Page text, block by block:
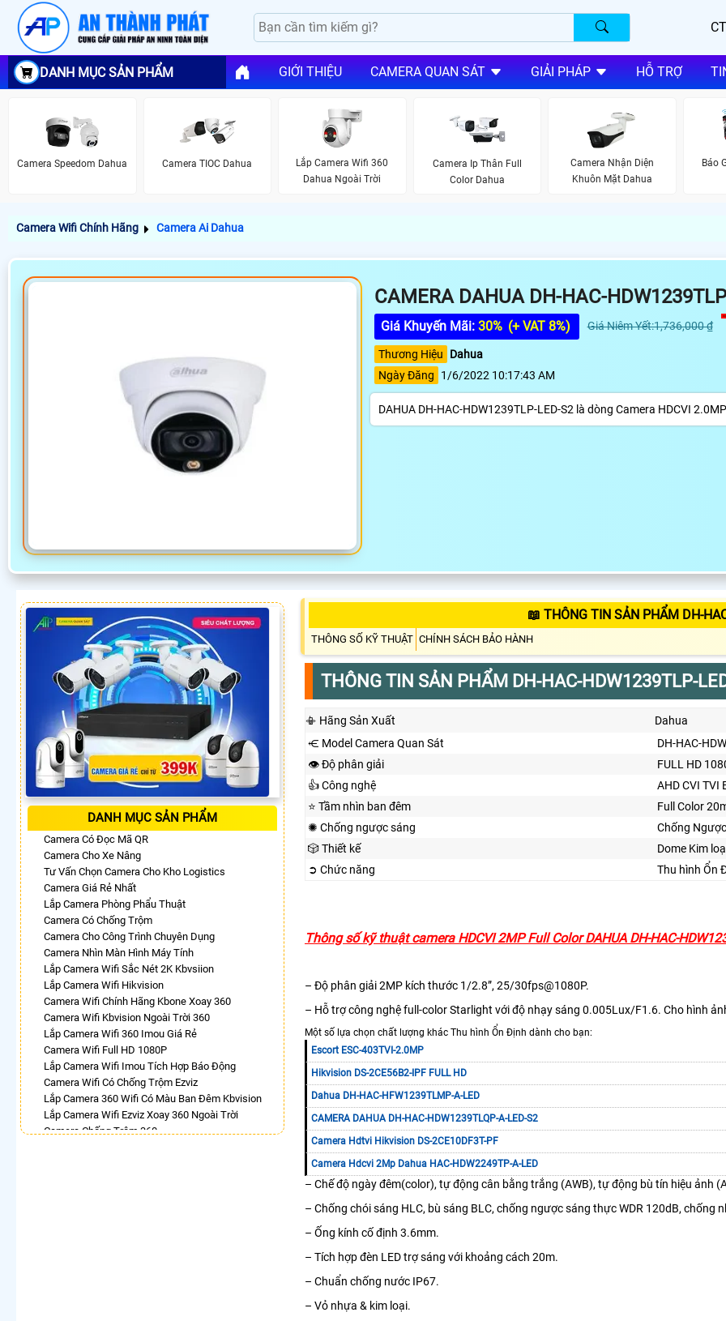
DANH MỤC SẢN PHẨM GIỚI THIỆU CAMERA QUAN SÁT GIẢI PHÁP HỖ TRỢ
Camera Speedom Dahua Camera TIOC Dahua
Lắp Camera Wifi 360
Dahua Ngoài Trời
Camera Ip Thân Full
Color Dahua
Camera Nhận Diện
Khuôn Mặt Dahua
Báo
Camera Wifi Chính Hãng Camera Ai Dahua
CAMERA DAHUA DH-HAC-
Giá Khuyến Mãi: 30% (+ VAT 8%) Giá Niêm Yết:1,736,000 ₫
Thương Hiệu
Dahua
Ngày Đăng
1/6/2022 10:17:43 AM
DAHUA DH-HAC-HDW1239TLP-LED-S2 là dòng Camera HDCVI
DANH MỤC SẢN PHẨM
Camera Có Đọc Mã QR
Camera Cho Xe Nâng
Tư Vấn Chọn Camera Cho Kho Logistics
Camera Giá Rẻ Nhất
Lắp Camera Phòng Phẩu Thuật
Camera Có Chống Trộm
Camera Cho Công Trình Chuyên Dụng
Camera Nhìn Màn Hình Máy Tính
Lắp Camera Wifi Sắc Nét 2K Kbvsiion
Lắp Camera Wifi Hikvision
Camera Wifi Chính Hãng Kbone Xoay 360
Camera Wifi Kbvision Ngoài Trời 360
Lắp Camera Wifi 360 Imou Giá Rẻ
Camera Wifi Full HD 1080P
Lắp Camera Wifi Imou Tích Hợp Báo Động
Camera Wifi Có Chống Trộm Ezviz
Lắp Camera 360 Wifi Có Màu Ban Đêm Kbvision
Lắp Camera Wifi Ezviz Xoay 360 Ngoài Trời
Camera Chống Trộm 360
📖 THÔNG TIN SẢN PHẨM DH-
THÔNG SỐ KỸ THUẬT CHÍNH SÁCH BẢO HÀNH
THÔNG TIN SẢN PHẨM DH-HAC-HDW1239TLP-
📳 Hãng Sản Xuất
Dahua
⥺ Model Camera Quan Sát
DH-HAC-
👁 Độ phân giải
FULL HD
👍 Công nghệ
AHD CVI TVI
⭐ Tầm nhìn ban đêm
Full Color
✺ Chống ngược sáng
Chống
🎲 Thiết kế
Dome Kim
➲ Chức năng
Thu hình Ổn
Thông số kỹ thuật camera HDCVI 2MP Full Color DAHUA DH-HAC-
– Độ phân giải 2MP kích thước 1/2.8”, 25/30fps@1080P.
– Hỗ trợ công nghệ full-color Starlight với độ nhạy sáng 0.005Lux/F1.6. Cho hình
Một số lựa chọn chất lượng khác Thu hình Ổn Định dành cho bạn:
Escort ESC-403TVI-2.0MP
Hikvision DS-2CE56B2-IPF FULL HD
Dahua DH-HAC-HFW1239TLMP-A-LED
CAMERA DAHUA DH-HAC-HDW1239TLQP-A-LED-S2
Camera Hdtvi Hikvision DS-2CE10DF3T-PF
Camera Hdcvi 2Mp Dahua HAC-HDW2249TP-A-LED
– Chế độ ngày đêm(color), tự động cân bằng trắng (AWB), tự động bù tín hiệu ảnh
– Chống chói sáng HLC, bù sáng BLC, chống ngược sáng thực WDR 120dB, chống
– Ống kính cố định 3.6mm.
– Tích hợp đèn LED trợ sáng với khoảng cách 20m.
– Chuẩn chống nước IP67.
– Vỏ nhựa & kim loại.